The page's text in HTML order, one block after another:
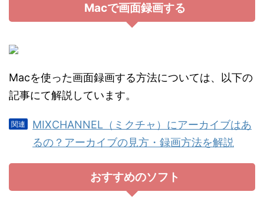
Macで画面録画する
Macを使った画面録画する方法については、以下の
記事にて解説しています。
MIXCHANNEL（ミクチャ）にアーカイブはあ
るの？アーカイブの見方・録画方法を解説
おすすめのソフト